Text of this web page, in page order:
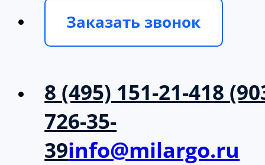
Заказать звонок
8 (495) 151-21-418
726-35-
39info@milargo.ru